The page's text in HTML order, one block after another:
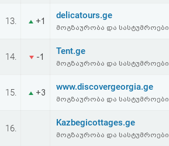
13. +1
delicatours.ge
მოგზაურობა და სასტუმროები
14. -1
Tent.ge
მოგზაურობა და სასტუმროები
15. +3
www.discovergeorgia.ge
მოგზაურობა და სასტუმროები
16.
Kazbegicottages.ge
მოგზაურობა და სასტუმროები